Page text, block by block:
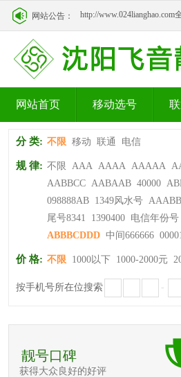
网站公告： http://www.024lianghao.com
http://www.024lianghao.com
网站首页 移动选号
分 类: 不限 移动 联通 电信
规 律: 不限 AAA AAAA AAAAA
AABBCC AABAAB 40000
098888AB 1349风水号
尾号8341
1390400 电信年份号
ABBBCDDD 中间666666
价 格: 不限 1000以下 1000-2000元
按手机号所在位搜索 -
靓号口碑
获得大众良好的好评